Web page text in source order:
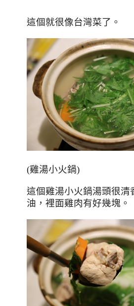
這個就很像台灣菜了。
(雞湯小火鍋)
這個雞湯小火鍋湯頭很清
油，裡面雞肉有好幾塊。